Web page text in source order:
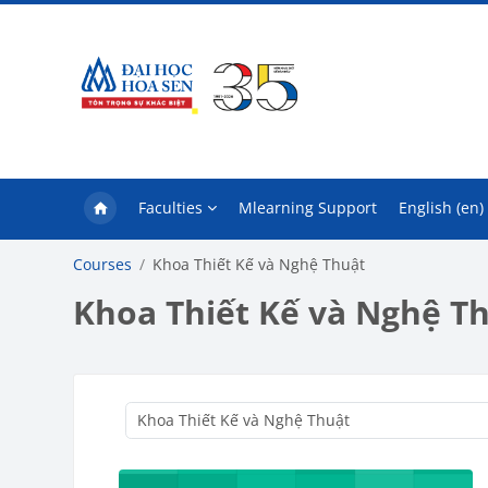
Faculties Mlearning Support English ‎(en)‎
Courses Khoa Thiết Kế và Nghệ Thuật
Khoa Thiết Kế và Nghệ